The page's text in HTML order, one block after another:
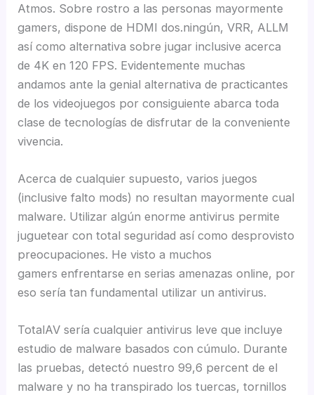
Atmos. Sobre rostro a las personas mayormente
gamers, dispone de HDMI dos.ningún, VRR, ALLM
así­ como alternativa sobre jugar inclusive acerca
de 4K en 120 FPS. Evidentemente muchas
andamos ante la genial alternativa de practicantes
de los videojuegos por consiguiente abarca toda
clase de tecnologías de disfrutar de la conveniente
vivencia.
Acerca de cualquier supuesto, varios juegos
(inclusive falto mods) no resultan mayormente cual
malware. Utilizar algún enorme antivirus permite
juguetear con total seguridad así­ como desprovisto
preocupaciones. He visto a muchos
gamers enfrentarse en serias amenazas online, por
eso serí­a tan fundamental utilizar un antivirus.
TotalAV serí­a cualquier antivirus leve que incluye
estudio de malware basados con cúmulo. Durante
las pruebas, detectó nuestro 99,6 percent de el
malware y no ha transpirado los tuercas, tornillos